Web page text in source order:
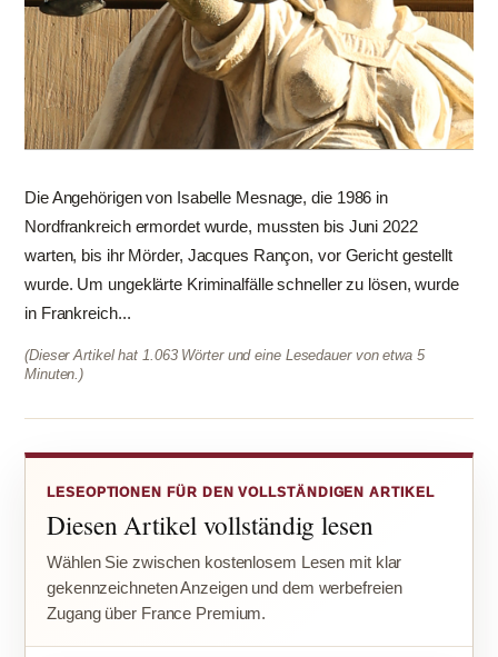
Die Angehörigen von Isabelle Mesnage, die 1986 in
Nordfrankreich ermordet wurde, mussten bis Juni 2022
warten, bis ihr Mörder, Jacques Rançon, vor Gericht gestellt
wurde. Um ungeklärte Kriminalfälle schneller zu lösen, wurde
in Frankreich...
(Dieser Artikel hat 1.063 Wörter und eine Lesedauer von etwa 5
Minuten.)
LESEOPTIONEN FÜR DEN VOLLSTÄNDIGEN ARTIKEL
Diesen Artikel vollständig lesen
Wählen Sie zwischen kostenlosem Lesen mit klar
gekennzeichneten Anzeigen und dem werbefreien
Zugang über France Premium.